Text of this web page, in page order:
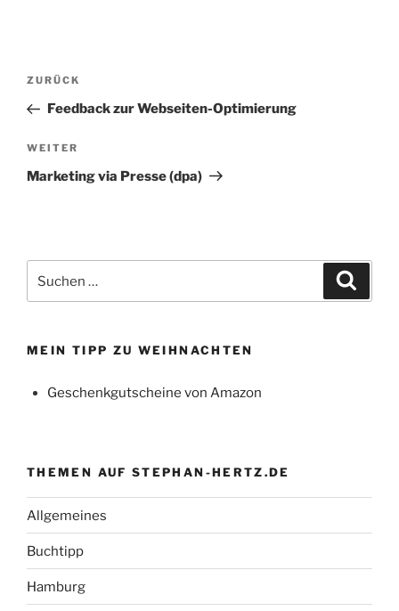
Beitragsnavigation
Vorheriger
Beitrag
ZURÜCK
Feedback zur Webseiten-Optimierung
Nächster
Beitrag
WEITER
Marketing via Presse (dpa)
nach:
MEIN TIPP ZU WEIHNACHTEN
Geschenkgutscheine von Amazon
THEMEN AUF STEPHAN-HERTZ.DE
Allgemeines
Buchtipp
Hamburg